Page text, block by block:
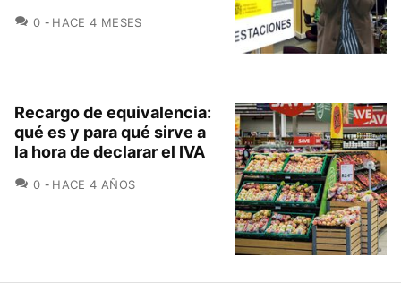
0 COMENTARIOS
HACE 4 MESES
Recargo de equivalencia:
qué es y para qué sirve a
la hora de declarar el IVA
0 COMENTARIOS
HACE 4 AÑOS